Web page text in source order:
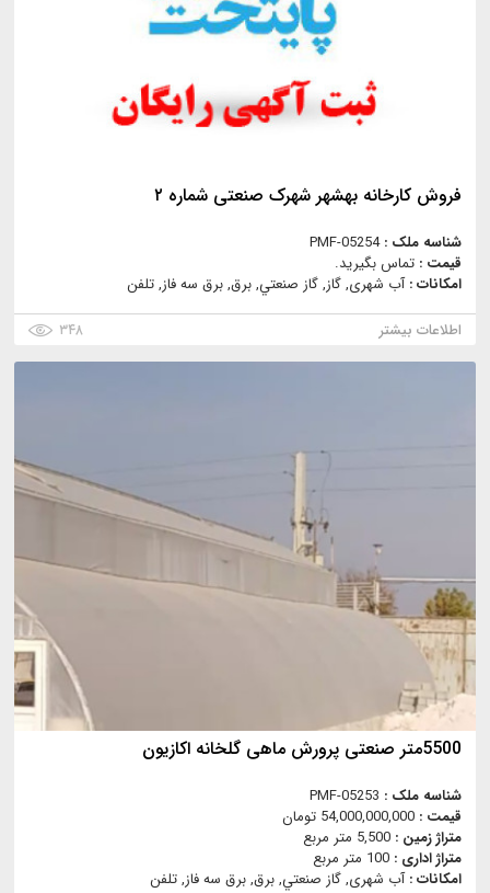
فروش کارخانه بهشهر شهرک صنعتی شماره ۲
شناسه ملک :PMF-05254
قیمت : تماس بگیرید.
امکانات :آب شهری, گاز, گاز صنعتي, برق, برق سه فاز, تلفن
اطلاعات بیشتر
۳۴۸
5500متر صنعتی پرورش ماهی گلخانه اکازیون
شناسه ملک : PMF-05253
قیمت : 54,000,000,000 تومان
متراژ زمین : 5,500 متر مربع
متراژ اداری : 100 متر مربع
امکانات :آب شهری, گاز صنعتي, برق, برق سه فاز, تلفن